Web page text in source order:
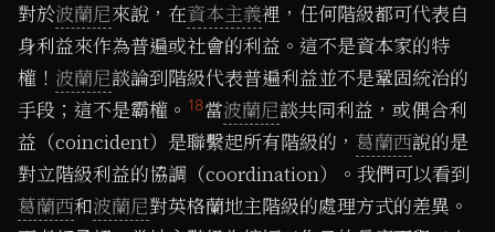
對於波蘭尼來說，在資本主義裡，任何階級都可代表自
身利益來作為普遍或社會的利益。這不是資本家的特
權！ 波蘭尼談論到階級代表普遍利益並不是鞏固統治的
手段；這不是霸權。 18當波蘭尼談共同利益，或偶合利
益（coincident）是聯繫起所有階級的， 葛蘭西說的是
對立階級利益的協調（coordination）。我們可以看到
葛蘭西和波蘭尼對英格蘭地主階級的處理方式的差異。